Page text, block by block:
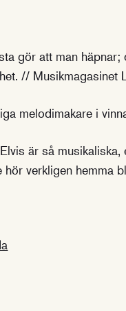
gör att man
// Musikmagasinet
melodimakare i
är så
hör verkligen hemma